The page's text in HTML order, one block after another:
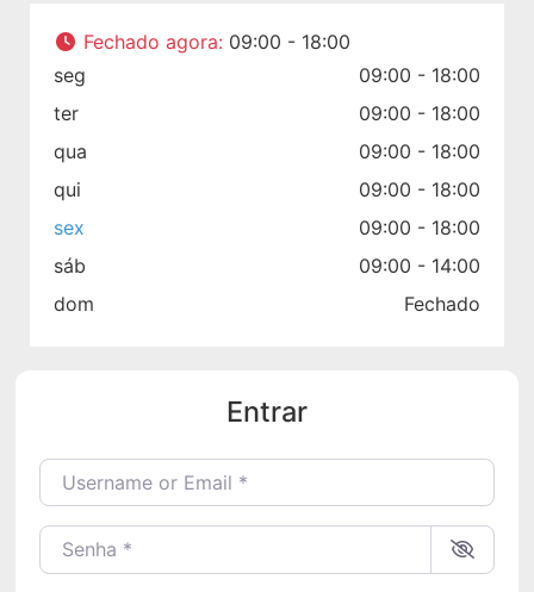
Fechado agora: 09:00 - 18:00
seg
09:00 - 18:00
ter
09:00 - 18:00
qua
09:00 - 18:00
qui
09:00 - 18:00
sex
09:00 - 18:00
sáb
09:00 - 14:00
dom
Fechado
Entrar
Username or Email*
Senha*